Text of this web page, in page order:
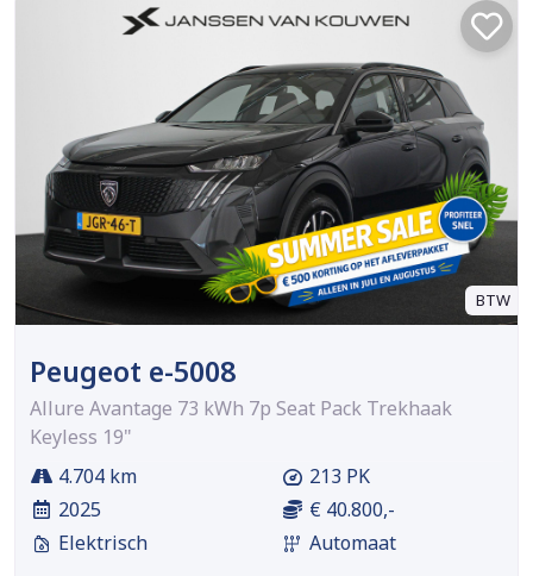
BTW
Peugeot e-5008
Allure Avantage 73 kWh 7p Seat Pack Trekhaak
Keyless 19"
4.704 km
2025
Elektrisch
213 PK
€ 40.800,-
Automaat